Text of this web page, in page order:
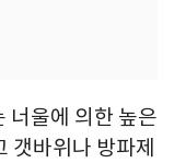
너울에 의한 높은
갯바위나 방파제